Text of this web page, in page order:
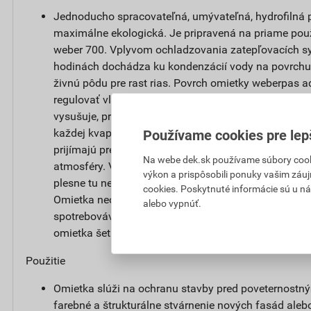
Jednoducho spracovateľná, umývateľná, hydrofilná
maximálne ekologická. Je pripravená na priame
weber 700. Vplyvom ochladzovania zatepľovacích
hodinách dochádza ku kondenzácií vody na
živnú pôdu pre rast rias. Povrch omietky weberpas
regulovať vlhkosť. Po zvlhčení dažďom alebo rosou
vysušuje, pretože niekoľkonásobne zväčšuje aktívnu
každej kvapky vody. Najjemnejšie kapilárne póry
prijímajú prebytočnú vlhkosť a pri klesajúcej vlhkosti
atmosféry. Vodný režim fasády sa udržuje v
plesne tu nenájdu živnú pôdu a fasáda si po dlhú
Omietka neobsahuje biocídne prostriedky pre
spotrebovávané a vymývane do okolitého prostredia,
omietka šetrná k životnému prostrediu.
Použitie
Omietka slúži na ochranu stavby pred
farebné a štrukturálne stvárnenie nových fasád
Používame cookies pre
Na webe dek.sk používame súbory
výkon a prispôsobili ponuky vašim
cookies. Poskytnuté informácie sú u
alebo vypnúť.